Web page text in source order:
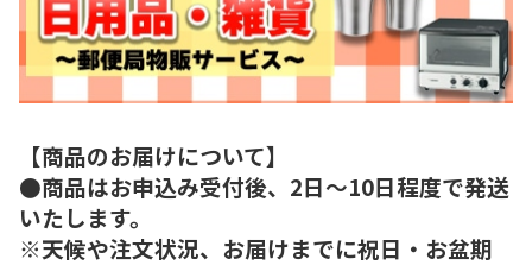
【商品のお届けについて】
●商品はお申込み受付後、2日～10日程度で発送
いたします。
※天候や注文状況、お届けまでに祝日・お盆期